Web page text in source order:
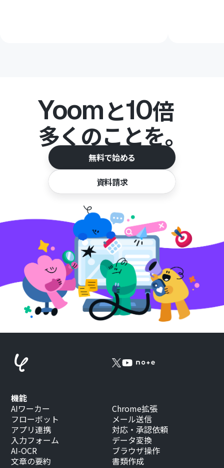
Yoomと10倍
多くのことを。
無料で始める
資料請求
機能
AIワーカー
フローボット
アプリ連携
入力フォーム
AI-OCR
文章の要約
Chrome拡張
メール送信
対応・承認依頼
データ変換
ブラウザ操作
書類作成